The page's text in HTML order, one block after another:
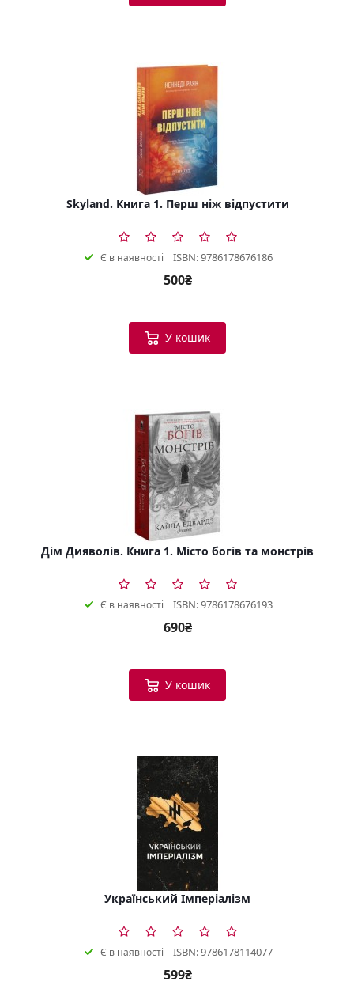
Skyland. Книга 1. Перш ніж відпустити
Є в наявності ISBN: 9786178676186
500₴
У кошик
Дім Дияволів. Книга 1. Місто богів та монстрів
Є в наявності ISBN: 9786178676193
690₴
У кошик
Український Імперіалізм
Є в наявності ISBN: 9786178114077
599₴